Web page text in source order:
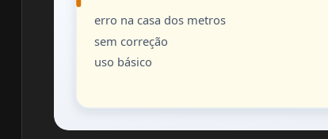
erro na casa dos metros
sem correção
uso básico